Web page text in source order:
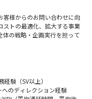
客様からのお問い合わせに向
ストの最適化、拡大する事業
の戦略・企画実行を担って
応に対する企画実行を担う
進する「ナレッジ・サポー
対応領域メンバーとして企
験（SV以上）
へのディレクション経験